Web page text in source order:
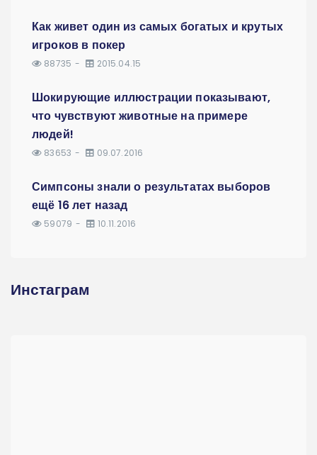
Как живет один из самых богатых и крутых
игроков в покер
88735 2015.04.15
Шокирующие иллюстрации показывают,
что чувствуют животные на примере
людей!
83653 09.07.2016
Симпсоны знали о результатах выборов
ещё 16 лет назад
59079 10.11.2016
Инстаграм